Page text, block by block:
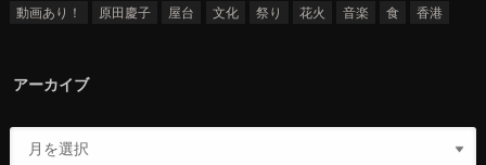
動画あり！
原田慶子 屋台 文化 祭り 花火 音楽 食 香港
アーカイブ